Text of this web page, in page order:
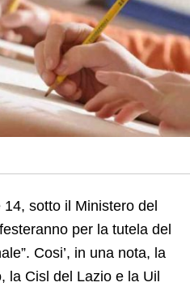
sotto il Ministero del
per la tutela del
Cosi’, in una nota, la
la Cisl del Lazio e la Uil